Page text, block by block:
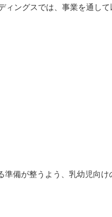
ィングスでは、事業を通して
準備が整うよう、乳幼児向け